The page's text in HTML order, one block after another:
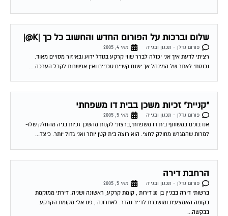
שלום וברכות על הפורום החדש והחשוב כל כך |K@|
פורום נדלן - תכנון ובנייה
מאי 4, 2005
רציתי לדעת איך אני יכולה לברר שווי קרקע בגודל ידוע ובאיזור מסויים מאוד.
נכנסתי לאתר של המינהל אך ישנם קשיים טכניים ואין אפשרות לקבל הערכה....
"קניית" זכיות משכן בבית דו משפחתי
פורום נדלן - תכנון ובנייה
מאי 5, 2005
אנו בונים במשותף בית דו משפחתי,ברצוני לקנות מהשכן זכיות בניה מהחלק שלו-
למרות שהמגרש מחולק לחצי. הוא רוצה בית קטן יותר ואני גדול יותר. כיצד...
הרחבת דירה
פורום נדלן - תכנון ובנייה
מאי 5, 2005
ברשותי דירה בבניין בן 10 דירות , קומת קרקע, ראשונה ושניה. דירתי ממוקמת
בקומה האמצעית ומושכרת לדייר נהדר. לאחרונה , פנו אלי מקומת הקרקע
בבקשה...